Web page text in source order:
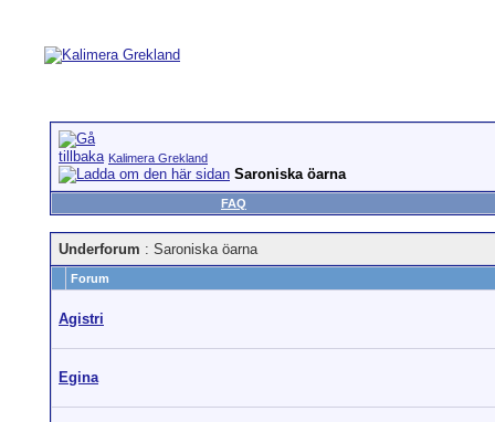
Kalimera Grekland
Saroniska öarna
FAQ
Underforum : Saroniska öarna
Forum
Agistri
Egina